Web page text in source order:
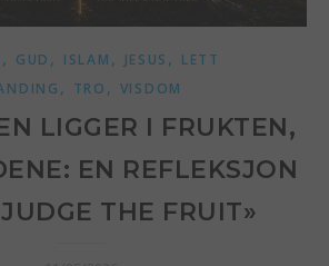
, GUD , ISLAM , JESUS , LETT
, TRO , VISDOM
LIGGER I FRUKTEN,
EN REFLEKSJON
THE FRUIT»